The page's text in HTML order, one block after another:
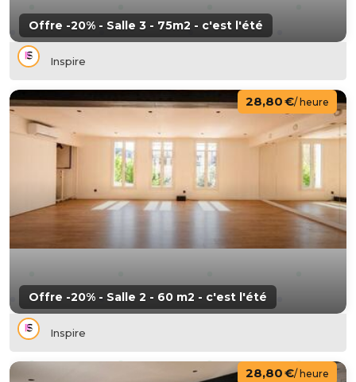
Offre -20% - Salle 3 - 75m2 - c'est l'été
Inspire
Offre -20% - Salle 2 - 60 m2 - c'est l'été
28,80 €/ heure
Inspire
28,80 €/ heure